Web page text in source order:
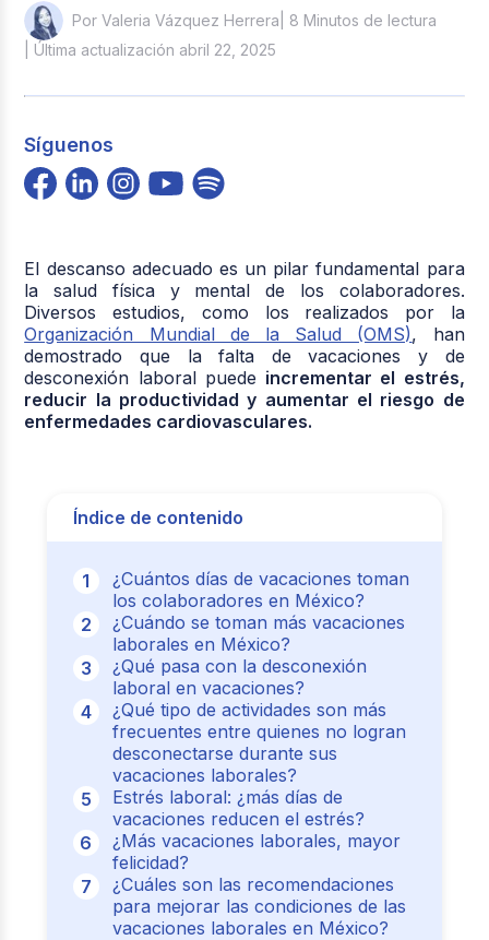
Por Valeria Vázquez Herrera | 8 Minutos de lectura
| Última actualización abril 22, 2025
Síguenos
El descanso adecuado es un pilar fundamental para
la salud física y mental de los colaboradores.
Diversos estudios, como los realizados por la
Organización Mundial de la Salud (OMS), han
demostrado que la falta de vacaciones y de
desconexión laboral puede incrementar el estrés,
reducir la productividad y aumentar el riesgo de
enfermedades cardiovasculares.
Índice de contenido
¿Cuántos días de vacaciones toman
los colaboradores en México?
¿Cuándo se toman más vacaciones
laborales en México?
¿Qué pasa con la desconexión
laboral en vacaciones?
¿Qué tipo de actividades son más
frecuentes entre quienes no logran
desconectarse durante sus
vacaciones laborales?
Estrés laboral: ¿más días de
vacaciones reducen el estrés?
¿Más vacaciones laborales, mayor
felicidad?
¿Cuáles son las recomendaciones
para mejorar las condiciones de las
vacaciones laborales en México?